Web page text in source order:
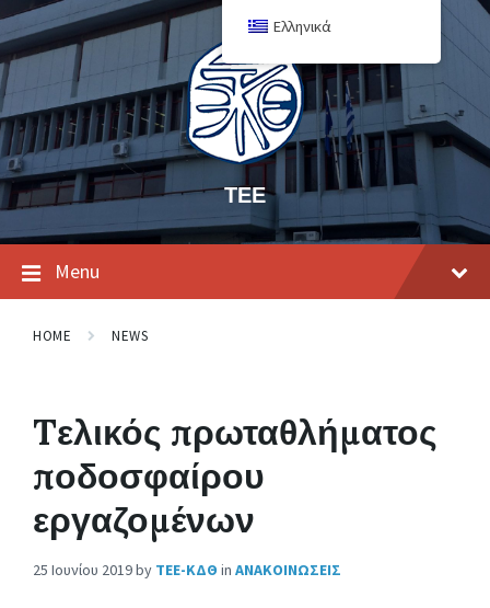
ΤΕΕ
Menu
HOME NEWS
Tελικός πρωταθλήματος
ποδοσφαίρου
εργαζομένων
25 Ιουνίου 2019by ΤΕΕ-ΚΔΘ in ΑΝΑΚΟΙΝΩΣΕΙΣ
Ελληνικά